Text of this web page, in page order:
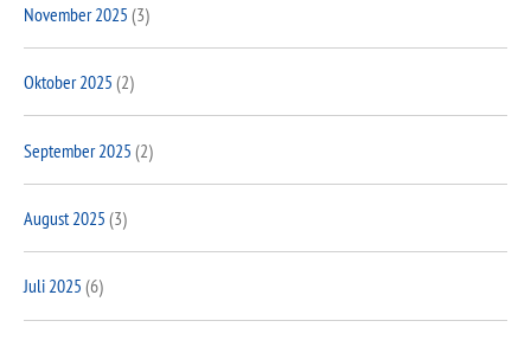
November 2025 (3)
Oktober 2025 (2)
September 2025 (2)
August 2025 (3)
Juli 2025 (6)